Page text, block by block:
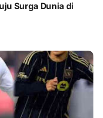
Surga Dunia di